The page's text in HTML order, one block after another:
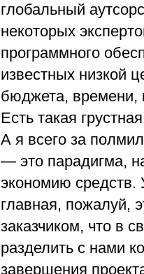
глобальный
некоторых
программного
известных низкой
бюджета, времени,
Есть такая
А я всего за
— это парадигма,
экономию средств.
главная, пожалуй,
заказчиком, что в
разделить с нами
завершения